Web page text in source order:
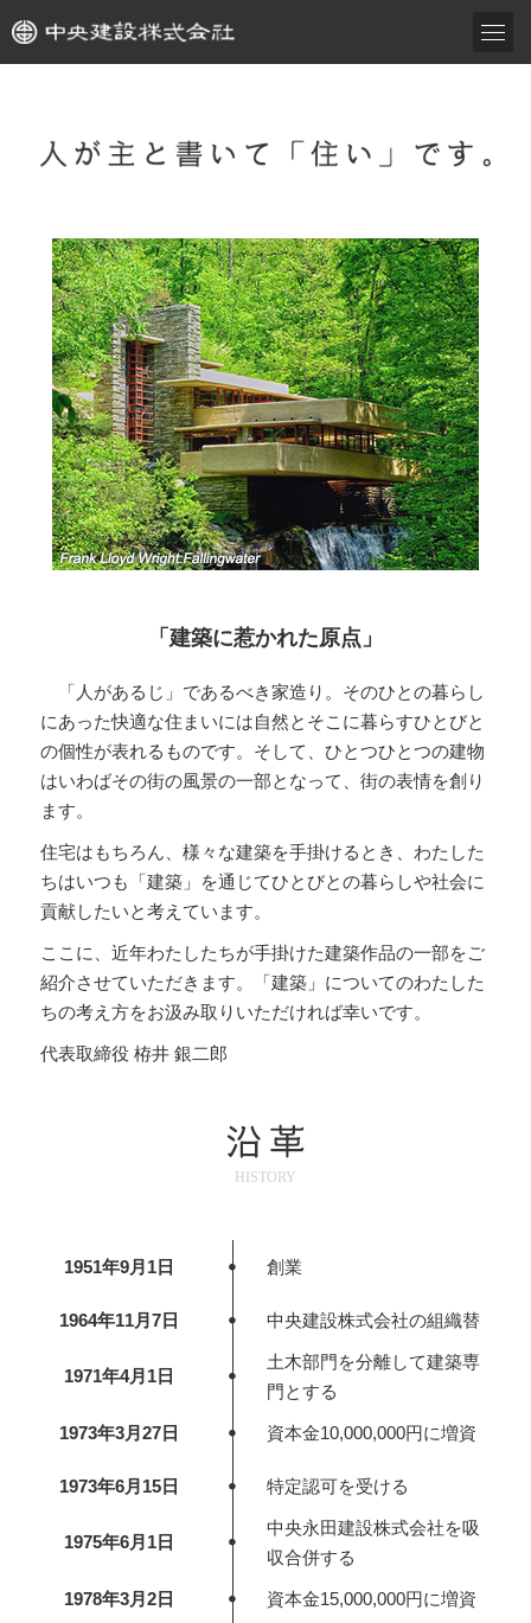
「建築に惹かれた原点」
「人があるじ」であるべき家造り。そのひとの暮らし
にあった快適な住まいには自然とそこに暮らすひとびと
の個性が表れるものです。そして、ひとつひとつの建物
はいわばその街の風景の一部となって、街の表情を創り
ます。
住宅はもちろん、様々な建築を手掛けるとき、わたした
ちはいつも「建築」を通じてひとびとの暮らしや社会に
貢献したいと考えています。
ここに、近年わたしたちが手掛けた建築作品の一部をご
紹介させていただきます。「建築」についてのわたした
ちの考え方をお汲み取りいただければ幸いです。
代表取締役 栫井 銀二郎
HISTORY
1951年9月1日 ・ 創業
1964年11月7日 ・ 中央建設株式会社の組織替
1971年4月1日 ・
土木部門を分離して建築専
門とする
1973年3月27日 ・ 資本金10,000,000円に増資
1973年6月15日 ・ 特定認可を受ける
1975年6月1日 ・
中央永田建設株式会社を吸
収合併する
1978年3月2日 ・ 資本金15,000,000円に増資